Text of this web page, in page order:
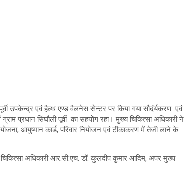
उपकेन्द्र एवं हैल्थ एण्ड वैलनेस सेन्टर पर किया गया सौदंर्यकरण एवं
प्रधान सिंघौली पूर्वी का सहयोग रहा। मुख्य चिकित्सा अधिकारी ने
आयुष्मान कार्ड, परिवार नियोजन एवं टीकाकरण में तेजी लाने के
अधिकारी आर.सी.एच. डॉ. कुलदीप कुमार आदिम, अपर मुख्य